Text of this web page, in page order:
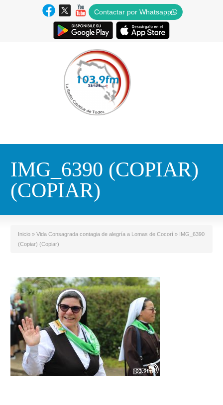
Contactar por Whatsapp
IMG_6390 (COPIAR)
(COPIAR)
Inicio » Vida Consagrada contagia de alegría a Lomas de Cocorí » IMG_6390
(Copiar) (Copiar)